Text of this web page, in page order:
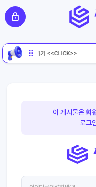
이백 신청하러가기 <<CLICK>>
이 게시물은회
로그